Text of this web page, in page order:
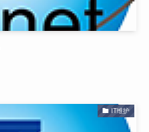
IT维护